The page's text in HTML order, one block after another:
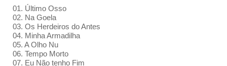
01. Último Osso
02. Na Goela
03. Os Herdeiros do Antes
04. Minha Armadilha
05. A Olho Nu
06. Tempo Morto
07. Eu Não tenho Fim